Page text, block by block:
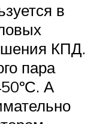
в
КПД.
пара
А